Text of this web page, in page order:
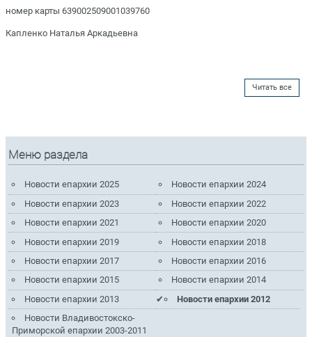
номер карты 639002509001039760
Капленко Наталья Аркадьевна
Читать все
Меню раздела
Новости епархии 2025
Новости епархии 2024
Новости епархии 2023
Новости епархии 2022
Новости епархии 2021
Новости епархии 2020
Новости епархии 2019
Новости епархии 2018
Новости епархии 2017
Новости епархии 2016
Новости епархии 2015
Новости епархии 2014
Новости епархии 2013
Новости епархии 2012
Новости Владивостокско-
Приморской епархии 2003-2011